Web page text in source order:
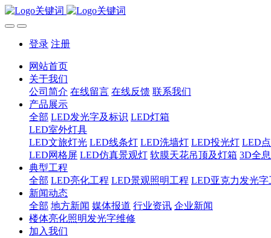
登录 注册
网站首页
关于我们
公司简介 在线留言 在线反馈 联系我们
产品展示
全部 LED发光字及标识 LED灯箱
LED室外灯具
LED文旅灯光 LED线条灯 LED洗墙灯 LED投光灯 LED
LED网格屏 LED仿真景观灯 软膜天花吊顶及灯箱 3D全
典型工程
全部 LED亮化工程 LED景观照明工程 LED亚克力发光字
新闻动态
全部 地方新闻 媒体报道 行业资讯 企业新闻
楼体亮化照明发光字维修
加入我们